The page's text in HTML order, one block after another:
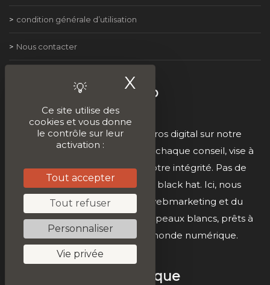
condition générale d’utilisation
Nous contacter
Become a digital hero
Embrassez votre rôle de héros digital sur notre
plateforme. 🦸‍♂️ Chaque leçon, chaque conseil, vise à
renforcer votre éthique et votre intégrité. Pas de
raccourcis, pas de tactiques black hat. Ici, nous
construisons des héros du webmarketing et du
développement avec des chapeaux blancs, prêts à
faire la différence dans le monde numérique.
Sur la même thématique
Ce site utilise des
cookies et vous donne
le contrôle sur leur
activation :
Tout accepter
Tout refuser
Personnaliser
Vie privée
X